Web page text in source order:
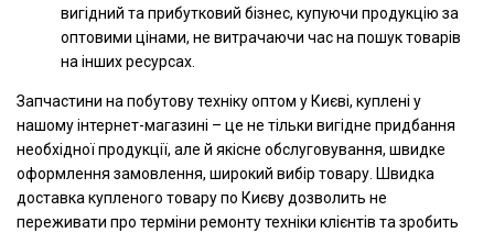
вигідний та прибутковий бізнес, купуючи продукцію за
оптовими цінами, не витрачаючи час на пошук товарів
на інших ресурсах.
Запчастини на побутову техніку оптом у Києві, куплені у
нашому інтернет-магазині – це не тільки вигідне придбання
необхідної продукції, але й якісне обслуговування, швидке
оформлення замовлення, широкий вибір товару. Швидка
доставка купленого товару по Києву дозволить не
переживати про терміни ремонту техніки клієнтів та зробить